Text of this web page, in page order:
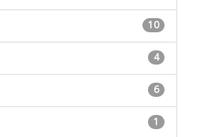
10
4
6
1